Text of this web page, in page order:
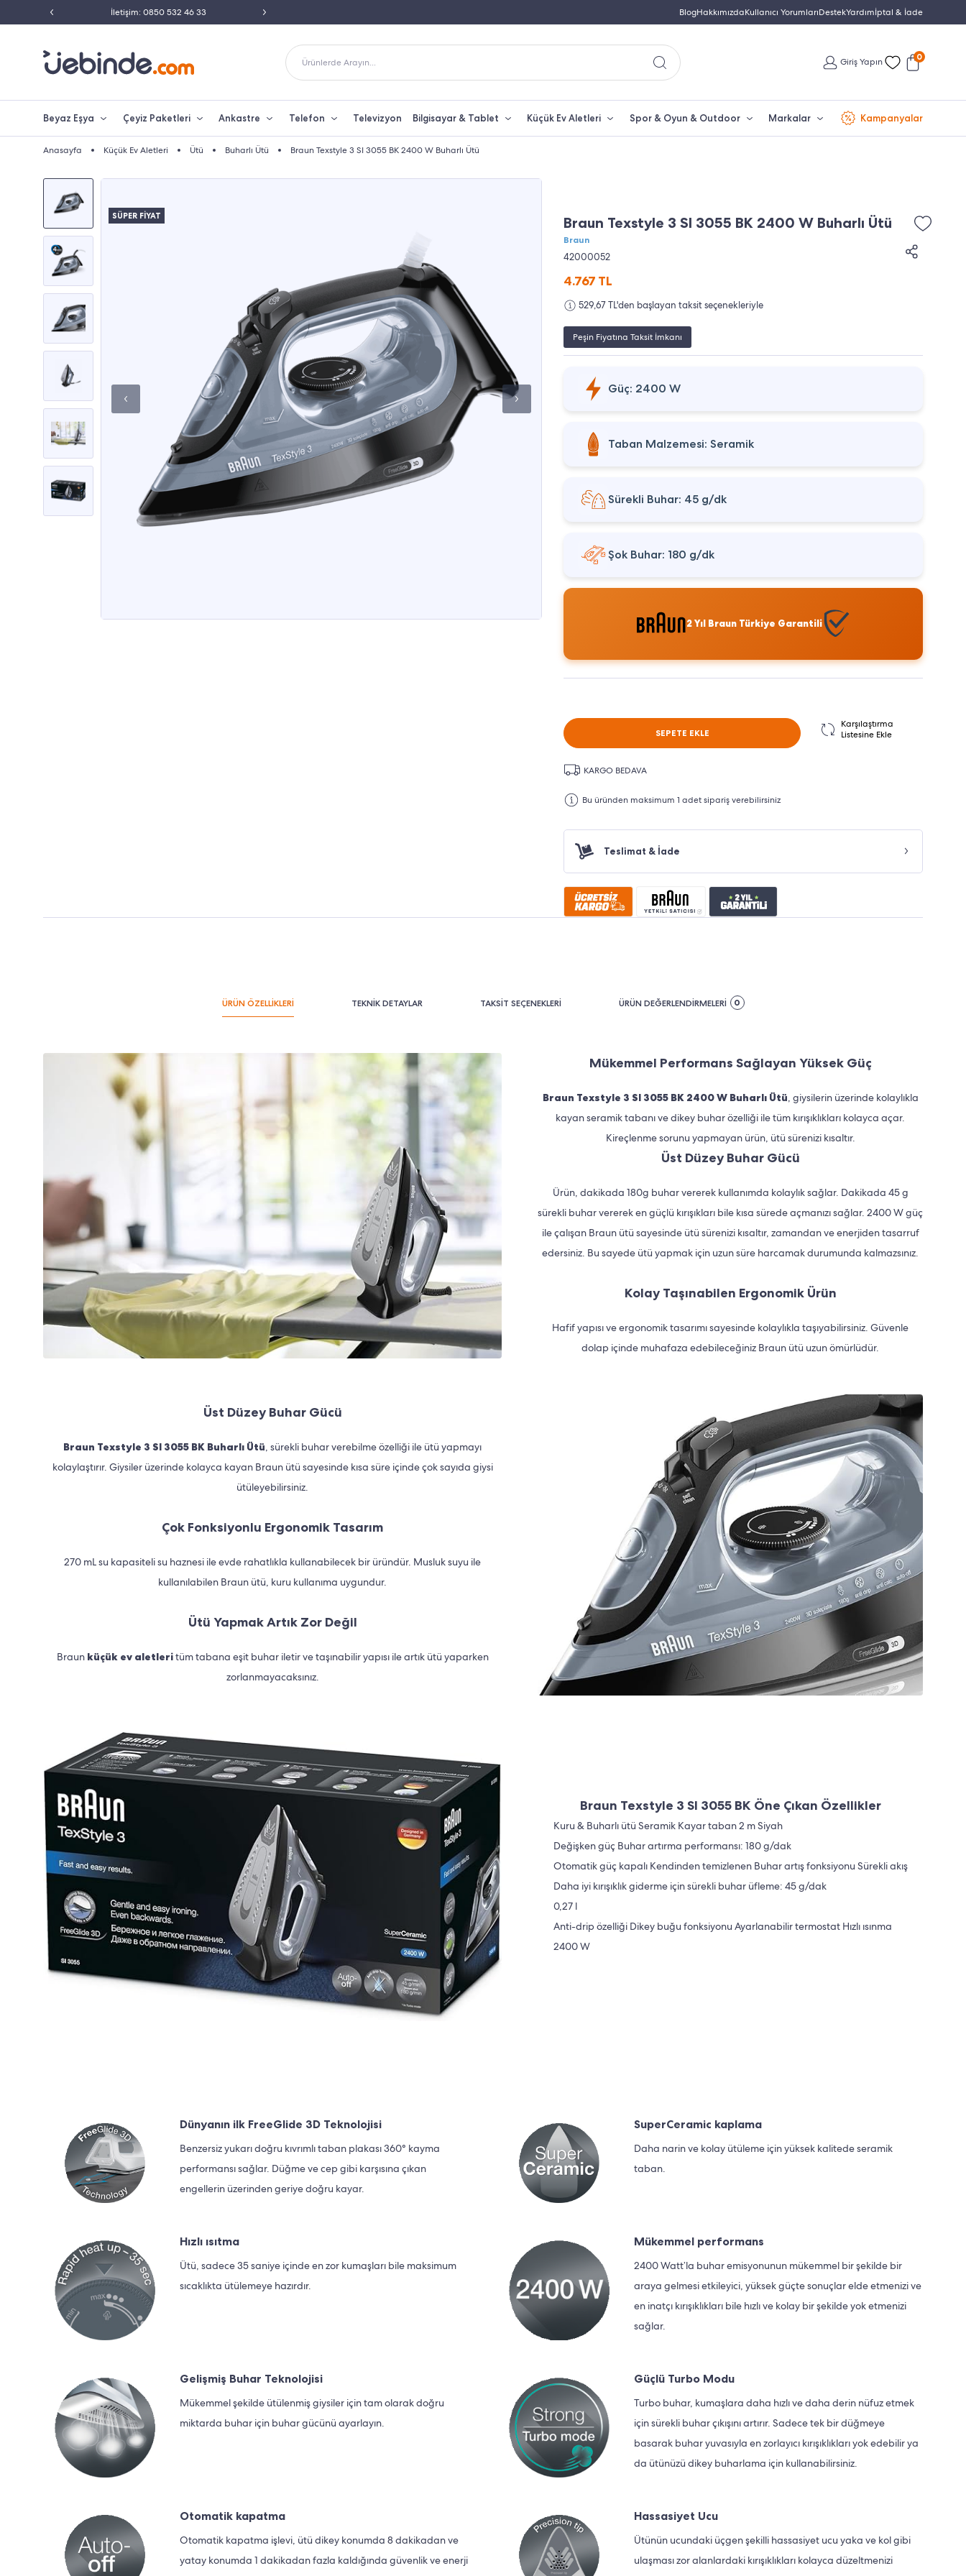
İletişim: 0850 532 46 33 Yetkili Servis & Türkiye Distribütör Garantisi Türkiye'nin En Büyük Beko
BlogHakkımızdaKullanıcı YorumlarıDestekYardımİptal & İade
Ürünlerde Arayın... Giriş Yapın 0
Beyaz Eşya Çeyiz Paketleri Ankastre Telefon Televizyon Bilgisayar & Tablet Küçük Ev Aletleri Spor & Oyun & Outdoor Markalar Kampanyalar
Anasayfa Küçük Ev Aletleri Ütü Buharlı Ütü Braun Texstyle 3 SI 3055 BK 2400 W Buharlı Ütü
SÜPER FİYAT SÜPER FİYAT
Braun Texstyle 3 SI 3055 BK 2400 W Buharlı Ütü
Braun
42000052
4.767 TL
529,67 TL'den başlayan taksit seçenekleriyle
Peşin Fiyatına Taksit İmkanı
Güç: 2400 W
Taban Malzemesi: Seramik
Sürekli Buhar: 45 g/dk
Şok Buhar: 180 g/dk
2 Yıl Braun Türkiye Garantili
SEPETE EKLE
Karşılaştırma
Listesine Ekle
KARGO BEDAVA
Bu üründen maksimum 1 adet sipariş verebilirsiniz
Teslimat & İade
ÜRÜN ÖZELLİKLERİ TEKNİK DETAYLAR TAKSİT SEÇENEKLERİ ÜRÜN DEĞERLENDİRMELERİ 0
Mükemmel Performans Sağlayan Yüksek Güç
Braun Texstyle 3 SI 3055 BK 2400 W Buharlı Ütü, giysilerin üzerinde kolaylıkla
kayan seramik tabanı ve dikey buhar özelliği ile tüm kırışıklıkları kolayca açar.
Kireçlenme sorunu yapmayan ürün, ütü sürenizi kısaltır.
Üst Düzey Buhar Gücü
Ürün, dakikada 180g buhar vererek kullanımda kolaylık sağlar. Dakikada 45 g
sürekli buhar vererek en güçlü kırışıkları bile kısa sürede açmanızı sağlar. 2400 W güç
ile çalışan Braun ütü sayesinde ütü sürenizi kısaltır, zamandan ve enerjiden tasarruf
edersiniz. Bu sayede ütü yapmak için uzun süre harcamak durumunda kalmazsınız.
Kolay Taşınabilen Ergonomik Ürün
Hafif yapısı ve ergonomik tasarımı sayesinde kolaylıkla taşıyabilirsiniz. Güvenle
dolap içinde muhafaza edebileceğiniz Braun ütü uzun ömürlüdür.
Üst Düzey Buhar Gücü
Braun Texstyle 3 SI 3055 BK Buharlı Ütü, sürekli buhar verebilme özelliği ile ütü yapmayı
kolaylaştırır. Giysiler üzerinde kolayca kayan Braun ütü sayesinde kısa süre içinde çok sayıda giysi
ütüleyebilirsiniz.
Çok Fonksiyonlu Ergonomik Tasarım
270 mL su kapasiteli su haznesi ile evde rahatlıkla kullanabilecek bir üründür. Musluk suyu ile
kullanılabilen Braun ütü, kuru kullanıma uygundur.
Ütü Yapmak Artık Zor Değil
Braun küçük ev aletleritüm tabana eşit buhar iletir ve taşınabilir yapısı ile artık ütü yaparken
zorlanmayacaksınız.
Braun Texstyle 3 SI 3055 BK Öne Çıkan Özellikler
Kuru & Buharlı ütü Seramik Kayar taban 2 m Siyah
Değişken güç Buhar artırma performansı: 180 g/dak
Otomatik güç kapalı Kendinden temizlenen Buhar artış fonksiyonu Sürekli akış
Daha iyi kırışıklık giderme için sürekli buhar üfleme: 45 g/dak
0,27 l
Anti-drip özelliği Dikey buğu fonksiyonu Ayarlanabilir termostat Hızlı ısınma
2400 W
Dünyanın ilk FreeGlide 3D Teknolojisi
Benzersiz yukarı doğru kıvrımlı taban plakası 360° kayma
performansı sağlar. Düğme ve cep gibi karşısına çıkan
engellerin üzerinden geriye doğru kayar.
SuperCeramic kaplama
Daha narin ve kolay ütüleme için yüksek kalitede seramik
taban.
Hızlı ısıtma
Ütü, sadece 35 saniye içinde en zor kumaşları bile maksimum
sıcaklıkta ütülemeye hazırdır.
Mükemmel performans
2400 Watt’la buhar emisyonunun mükemmel bir şekilde bir
araya gelmesi etkileyici, yüksek güçte sonuçlar elde etmenizi ve
en inatçı kırışıklıkları bile hızlı ve kolay bir şekilde yok etmenizi
sağlar.
Gelişmiş Buhar Teknolojisi
Mükemmel şekilde ütülenmiş giysiler için tam olarak doğru
miktarda buhar için buhar gücünü ayarlayın.
Güçlü Turbo Modu
Turbo buhar, kumaşlara daha hızlı ve daha derin nüfuz etmek
için sürekli buhar çıkışını artırır. Sadece tek bir düğmeye
basarak buhar yuvasıyla en zorlayıcı kırışıklıkları yok edebilir ya
da ütünüzü dikey buharlama için kullanabilirsiniz.
Otomatik kapatma
Otomatik kapatma işlevi, ütü dikey konumda 8 dakikadan ve
yatay konumda 1 dakikadan fazla kaldığında güvenlik ve enerji
Hassasiyet Ucu
Ütünün ucundaki üçgen şekilli hassasiyet ucu yaka ve kol gibi
ulaşması zor alanlardaki kırışıklıkları kolayca düzeltmenizi